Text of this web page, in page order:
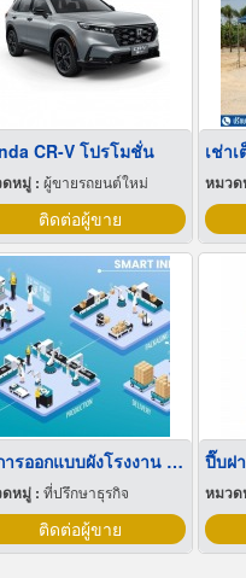
CR-V โปรโมชั่น
หมู่ : ผู้ขายรถยนต์ใหม่
ติดต่อผู้ขาย
เช่า
หมวด
บริการออกแบบผังโรงงาน Lay out
หมู่ : ที่ปรึกษาธุรกิจ
ติดต่อผู้ขาย
หมวด